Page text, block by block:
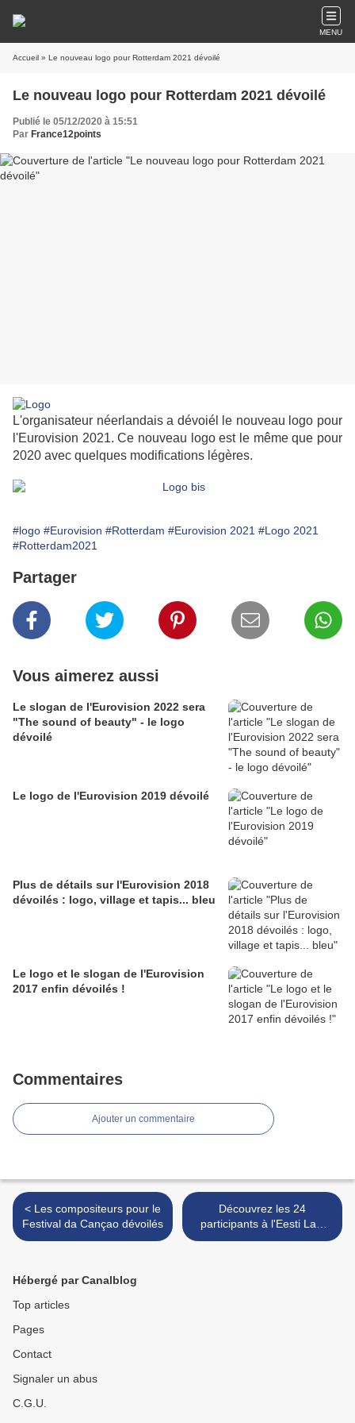
MENU
Accueil » Le nouveau logo pour Rotterdam 2021 dévoilé
Le nouveau logo pour Rotterdam 2021 dévoilé
Publié le 05/12/2020 à 15:51
Par France12points
L'organisateur néerlandais a dévoiél le nouveau logo pour
l'Eurovision 2021. Ce nouveau logo est le même que pour
2020 avec quelques modifications légères.
#logo #Eurovision #Rotterdam #Eurovision 2021 #Logo 2021
#Rotterdam2021
Partager
Vous aimerez aussi
Le slogan de l'Eurovision 2022 sera
"The sound of beauty" - le logo
dévoilé
Le logo de l'Eurovision 2019 dévoilé
Plus de détails sur l'Eurovision 2018
dévoilés : logo, village et tapis... bleu
Le logo et le slogan de l'Eurovision
2017 enfin dévoilés !
Commentaires
Ajouter un commentaire
< Les compositeurs pour le
Festival da Cançao dévoilés
Découvrez les 24
participants à l'Eesti Laul
2021 >
Hébergé par Canalblog
Top articles
Pages
Contact
Signaler un abus
C.G.U.